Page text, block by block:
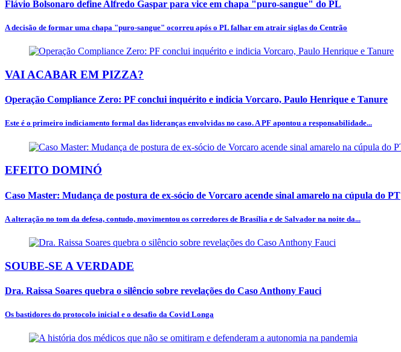
Flávio Bolsonaro define Alfredo Gaspar para vice em chapa "puro-sangue" do PL
A decisão de formar uma chapa "puro-sangue" ocorreu após o PL falhar em atrair siglas do Centrão
VAI ACABAR EM PIZZA?
Operação Compliance Zero: PF conclui inquérito e indicia Vorcaro, Paulo Henrique e Tanure
Este é o primeiro indiciamento formal das lideranças envolvidas no caso. A PF apontou a responsabilidade...
EFEITO DOMINÓ
Caso Master: Mudança de postura de ex-sócio de Vorcaro acende sinal amarelo na cúpula do PT
A alteração no tom da defesa, contudo, movimentou os corredores de Brasília e de Salvador na noite da...
SOUBE-SE A VERDADE
Dra. Raissa Soares quebra o silêncio sobre revelações do Caso Anthony Fauci
Os bastidores do protocolo inicial e o desafio da Covid Longa